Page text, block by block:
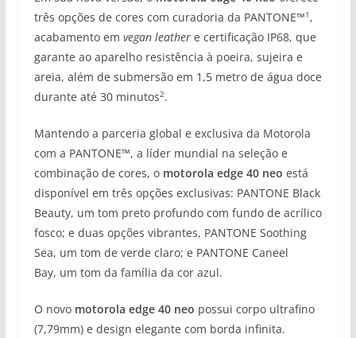
três opções de cores com curadoria da PANTONE™1 ,
acabamento em vegan leathere certificação IP68, que
garante ao aparelho resistência à poeira, sujeira e
areia, além de submersão em 1,5 metro de água doce
durante até 30 minutos2.
Mantendo a parceria global e exclusiva da Motorola
com a PANTONE™, a líder mundial na seleção e
combinação de cores, o motorola edge 40 neo está
disponível em três opções exclusivas: PANTONE Black
Beauty, um tom preto profundo com fundo de acrílico
fosco; e duas opções vibrantes, PANTONE Soothing
Sea, um tom de verde claro; e PANTONE Caneel
Bay, um tom da família da cor azul.
O novo motorola edge 40 neo possui corpo ultrafino
(7,79mm) e design elegante com borda infinita.